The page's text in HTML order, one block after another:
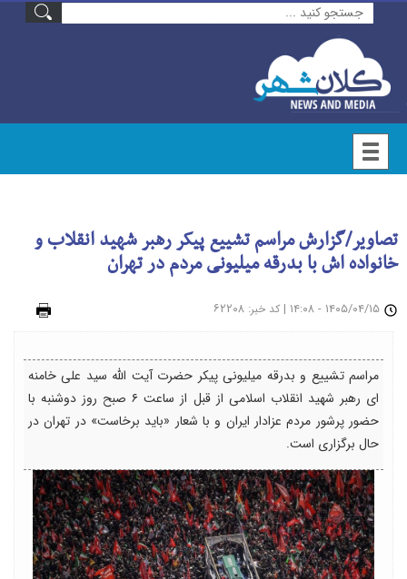
تصاویر/گزارش مراسم تشییع پیکر رهبر شهید انقلاب و
خانواده اش با بدرقه میلیونی مردم در تهران
| کد خبر: ۶۲۲۰۸
مراسم تشییع و بدرقه میلیونی پیکر حضرت آیت الله سید علی خامنه
ای رهبر شهید انقلاب اسلامی از قبل از ساعت ۶ صبح روز دوشنبه با
حضور پرشور مردم عزادار ایران و با شعار «باید برخاست» در تهران در
حال برگزاری است.